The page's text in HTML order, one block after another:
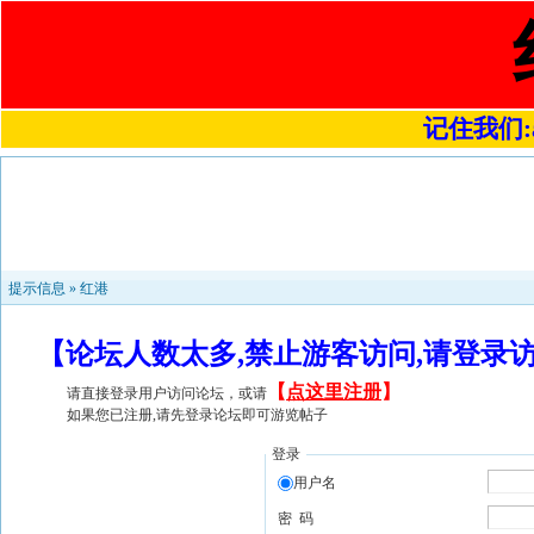
记住我们
提示信息 » 红港
【论坛人数太多,禁止游客访问,请登
请直接登录用户访问论坛，或请 【 点这里注册】
如果您已注册,请先登录论坛即可游览帖子
登录
用户名
密 码